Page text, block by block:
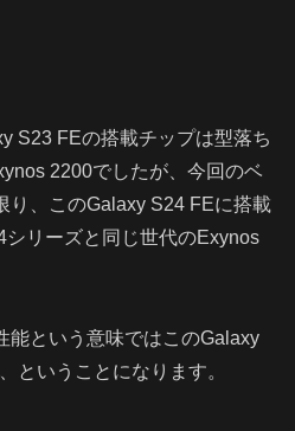
S23 FEの搭載チップは型落ち
2200でしたが、今回のベ
り、このGalaxy S24 FEに搭載
リーズと同じ世代のExynos
能という意味ではこのGalaxy
ということになります。